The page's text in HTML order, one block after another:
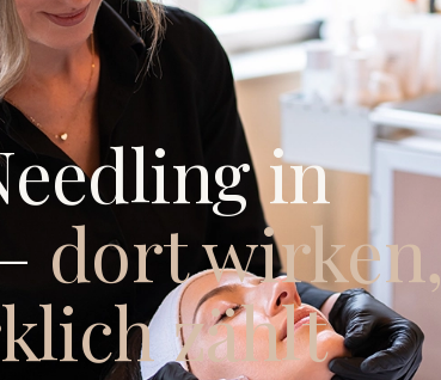
in
dort wirken,
zählt